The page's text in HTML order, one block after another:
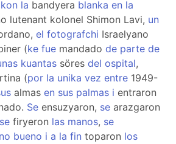
kon la bandyera blanka en la
lutenant kolonel Shimon Lavi, un
el fotografchi Israelyano
(ke fue mandado de parte de
kuantas söres del ospital,
(por la unika vez entre 1949-
almas en sus palmas i entraron
Se ensuzyaron, se arazgaron
se firyeron las manos, se
bueno i a la fin toparon los